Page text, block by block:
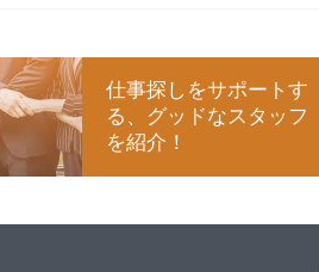
仕事探しをサポートす
る、グッドなスタッフ
を紹介！